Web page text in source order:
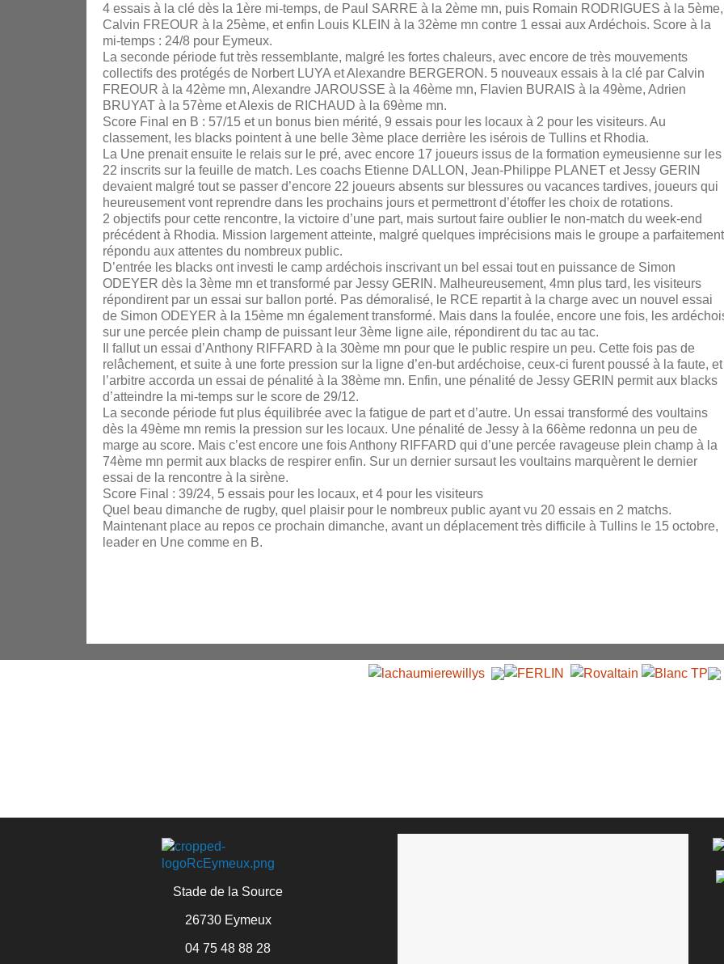
4 essais à la clé dès la 1ère mi-temps, de Paul SARRE à la 2ème mn, puis Romain RODRIGUES à la 5ème,
Calvin FREOUR à la 25ème, et enfin Louis KLEIN à la 32ème mn contre 1 essai aux Ardéchois. Score à la
mi-temps : 24/8 pour Eymeux.
La seconde période fut très ressemblante, malgré les fortes chaleurs, avec encore de très mouvements
collectifs des protégés de Norbert LUYA et Alexandre BERGERON. 5 nouveaux essais à la clé par Calvin
FREOUR à la 42ème mn, Alexandre JAROUSSE à la 46ème mn, Flavien BURAIS à la 49ème, Adrien
BRUYAT à la 57ème et Alexis de RICHAUD à la 69ème mn.
Score Final en B : 57/15 et un bonus bien mérité, 9 essais pour les locaux à 2 pour les visiteurs. Au
classement, les blacks pointent à une belle 3ème place derrière les isérois de Tullins et Rhodia.
La Une prenait ensuite le relais sur le pré, avec encore 17 joueurs issus de la formation eymeusienne sur les
22 inscrits sur la feuille de match. Les coachs Etienne DALLON, Jean-Philippe PLANET et Jessy GERIN
devaient malgré tout se passer d’encore 22 joueurs absents sur blessures ou vacances tardives, joueurs qui
heureusement vont reprendre dans les prochains jours et permettront d’étoffer les choix de rotations.
2 objectifs pour cette rencontre, la victoire d’une part, mais surtout faire oublier le non-match du week-end
précédent à Rhodia. Mission largement atteinte, malgré quelques imprécisions mais le groupe a parfaitement
répondu aux attentes du nombreux public.
D’entrée les blacks ont investi le camp ardéchois inscrivant un bel essai tout en puissance de Simon
ODEYER dès la 3ème mn et transformé par Jessy GERIN. Malheureusement, 4mn plus tard, les visiteurs
répondirent par un essai sur ballon porté. Pas démoralisé, le RCE repartit à la charge avec un nouvel essai
de Simon ODEYER à la 15ème mn également transformé. Mais dans la foulée, encore une fois, les
sur une percée plein champ de puissant leur 3ème ligne aile, répondirent du tac au tac.
Il fallut un essai d’Anthony RIFFARD à la 30ème mn pour que le public respire un peu. Cette fois pas de
relâchement, et suite à une forte pression sur la ligne d’en-but ardéchoise, ceux-ci furent poussé à la faute, et
l’arbitre accorda un essai de pénalité à la 38ème mn. Enfin, une pénalité de Jessy GERIN permit aux blacks
d’atteindre la mi-temps sur le score de 29/12.
La seconde période fut plus équilibrée avec la fatigue de part et d’autre. Un essai transformé des voultains
dès la 49ème mn remis la pression sur les locaux. Une pénalité de Jessy à la 66ème redonna un peu de
marge au score. Mais c’est encore une fois Anthony RIFFARD qui d’une percée ravageuse plein champ à la
74ème mn permit aux blacks de respirer enfin. Sur un dernier sursaut les voultains marquèrent le dernier
essai de la rencontre à la sirène.
Score Final : 39/24, 5 essais pour les locaux, et 4 pour les visiteurs
Quel beau dimanche de rugby, quel plaisir pour le nombreux public ayant vu 20 essais en 2 matchs.
Maintenant place au repos ce prochain dimanche, avant un déplacement très difficile à Tullins le 15 octobre,
leader en Une comme en B.
Stade de la Source
26730 Eymeux
04 75 48 88 28